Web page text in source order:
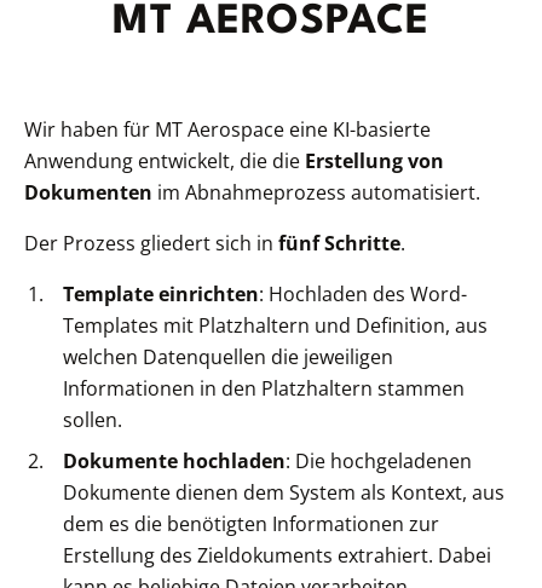
MT AEROSPACE
Wir haben für MT Aerospace eine KI-basierte
Anwendung entwickelt, die die Erstellung von
Dokumenten im Abnahmeprozess automatisiert.
Der Prozess gliedert sich in fünf Schritte.
Template einrichten: Hochladen des Word-
Templates mit Platzhaltern und Definition, aus
welchen Datenquellen die jeweiligen
Informationen in den Platzhaltern stammen
sollen.
Dokumente hochladen: Die hochgeladenen
Dokumente dienen dem System als Kontext, aus
dem es die benötigten Informationen zur
Erstellung des Zieldokuments extrahiert. Dabei